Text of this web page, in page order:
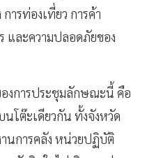
ารท่องเที่ยว การค้า
และความปลอดภัยของ
องการประชุมลักษณะนี้ คือ
โต๊ะเดียวกัน ทั้งจังหวัด
นการคลัง หน่วยปฏิบัติ